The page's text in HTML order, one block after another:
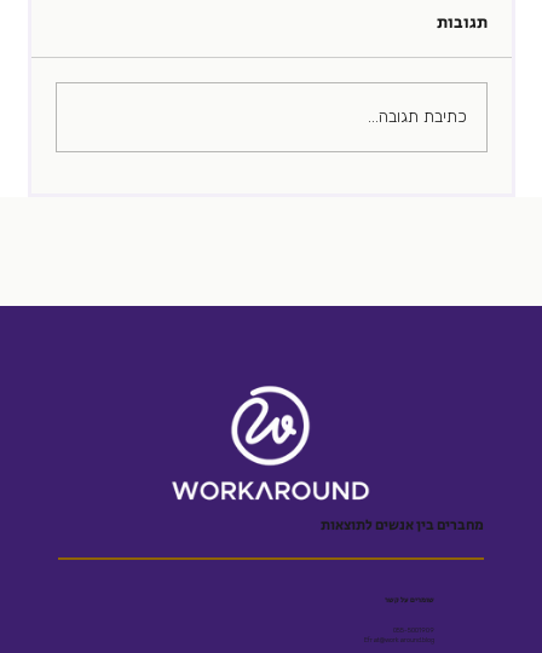
הזמן האבוד
תגובות
כתיבת תגובה...
מחברים בין אנשים לתוצאות
שומרים על קשר
055-5001909
Efrat@workaround.blog